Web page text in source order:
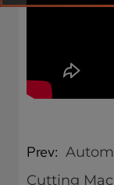
Prev:
Cutting